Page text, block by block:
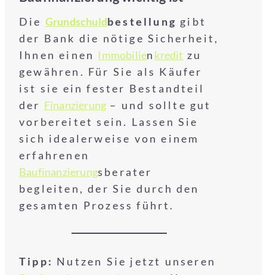
Die Grundschuldbestellung gibt
der Bank die nötige Sicherheit,
Ihnen einen Immobilien kredit zu
gewähren. Für Sie als Käufer
ist sie ein fester Bestandteil
der Finanzierung – und sollte gut
vorbereitet sein. Lassen Sie
sich idealerweise von einem
erfahrenen
Baufinanzierungsberater
begleiten, der Sie durch den
gesamten Prozess führt.
Tipp: Nutzen Sie jetzt unseren